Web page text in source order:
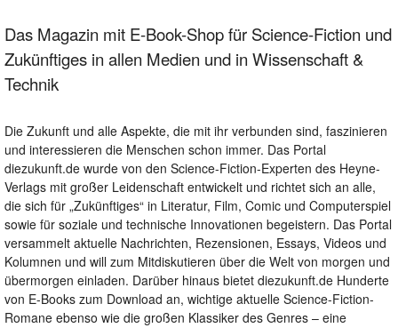
Das Magazin mit E-Book-Shop für Science-Fiction und
Zukünftiges in allen Medien und in Wissenschaft &
Technik
Die Zukunft und alle Aspekte, die mit ihr verbunden sind, faszinieren
und interessieren die Menschen schon immer. Das Portal
diezukunft.de wurde von den Science-Fiction-Experten des Heyne-
Verlags mit großer Leidenschaft entwickelt und richtet sich an alle,
die sich für „Zukünftiges“ in Literatur, Film, Comic und Computerspiel
sowie für soziale und technische Innovationen begeistern. Das Portal
versammelt aktuelle Nachrichten, Rezensionen, Essays, Videos und
Kolumnen und will zum Mitdiskutieren über die Welt von morgen und
übermorgen einladen. Darüber hinaus bietet diezukunft.de Hunderte
von E-Books zum Download an, wichtige aktuelle Science-Fiction-
Romane ebenso wie die großen Klassiker des Genres – eine